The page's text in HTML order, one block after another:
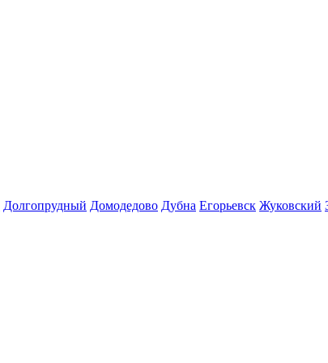
Долгопрудный Домодедово Дубна Егорьевск Жуковский